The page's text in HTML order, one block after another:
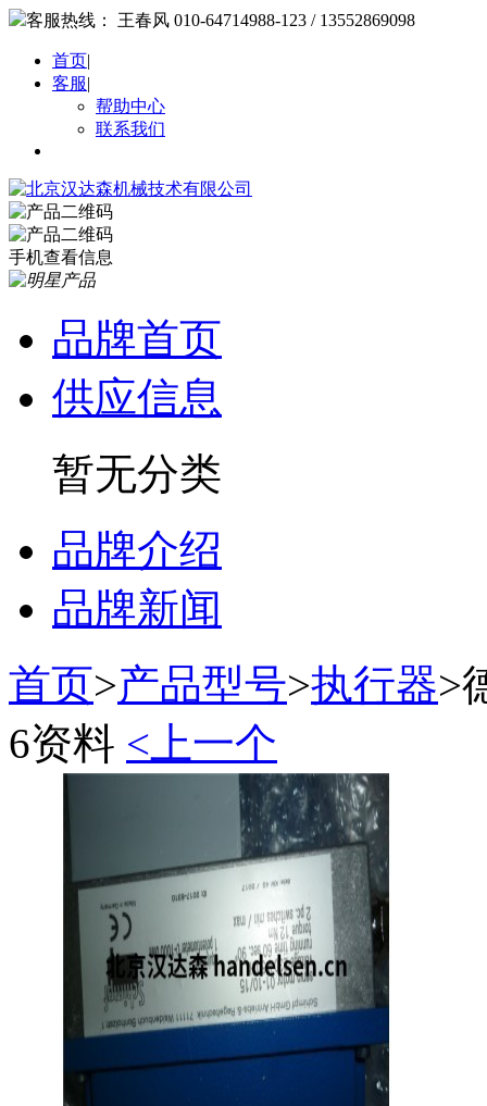
客服热线： 王春风 010-64714988-123 / 13552869098
首页|
客服|
帮助中心
联系我们
手机查看信息
品牌首页
供应信息
暂无分类
品牌介绍
品牌新闻
首页>产品型号>执行器>
6资料 <上一个